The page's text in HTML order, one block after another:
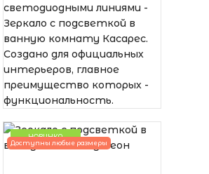
светодиодными линиями -
Зеркало с подсветкой в
ванную комнату Касарес.
Создано для официальных
интерьеров, главное
преимущество которых -
функциональность.
НОВИНКА
Доступны любые размеры